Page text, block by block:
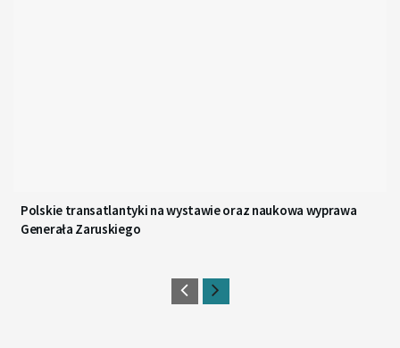
Polskie transatlantyki na wystawie oraz naukowa wyprawa
Generała Zaruskiego